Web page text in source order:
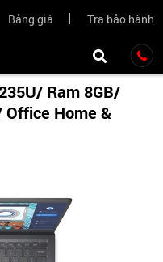
Bảng giá Tra bảo hành
Ram 8GB/
Office Home &